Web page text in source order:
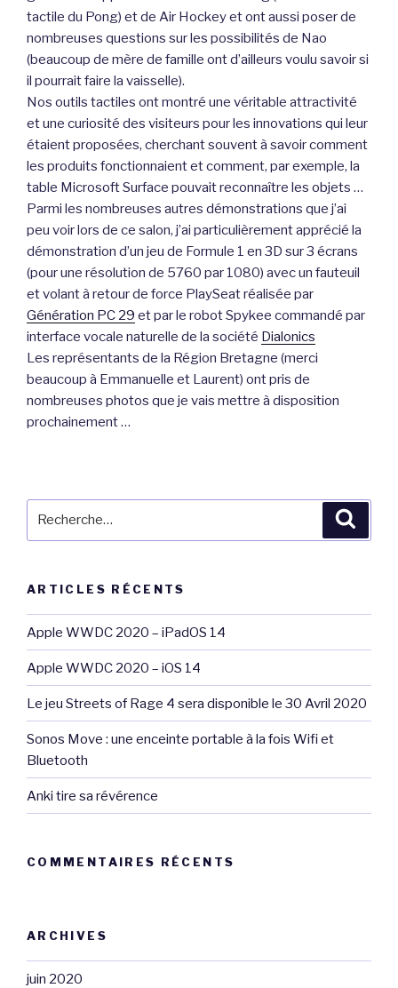
tactile du Pong) et de Air Hockey et ont aussi poser de
nombreuses questions sur les possibilités de Nao
(beaucoup de mère de famille ont d’ailleurs voulu savoir si
il pourrait faire la vaisselle).
Nos outils tactiles ont montré une véritable attractivité
et une curiosité des visiteurs pour les innovations qui leur
étaient proposées, cherchant souvent à savoir comment
les produits fonctionnaient et comment, par exemple, la
table Microsoft Surface pouvait reconnaître les objets …
Parmi les nombreuses autres démonstrations que j’ai
peu voir lors de ce salon, j’ai particulièrement apprécié la
démonstration d’un jeu de Formule 1 en 3D sur 3 écrans
(pour une résolution de 5760 par 1080) avec un fauteuil
et volant à retour de force PlaySeat réalisée par
Génération PC 29 et par le robot Spykee commandé par
interface vocale naturelle de la société Dialonics
Les représentants de la Région Bretagne (merci
beaucoup à Emmanuelle et Laurent) ont pris de
nombreuses photos que je vais mettre à disposition
prochainement …
ARTICLES RÉCENTS
Apple WWDC 2020 – iPadOS 14
Apple WWDC 2020 – iOS 14
Le jeu Streets of Rage 4 sera disponible le 30 Avril 2020
Sonos Move : une enceinte portable à la fois Wifi et
Bluetooth
Anki tire sa révérence
COMMENTAIRES RÉCENTS
ARCHIVES
juin 2020